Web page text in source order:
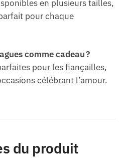
en plusieurs tailles,
pour chaque
comme cadeau ?
pour les fiançailles,
célébrant l’amour.
du produit